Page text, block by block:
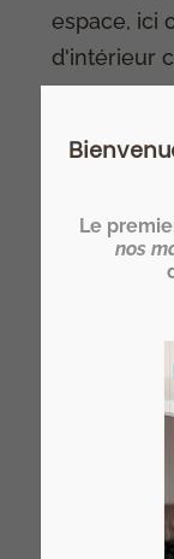
espace, ici
d'intérieur
Devenez
d’intérieur
de
Vous
architecte
>>
et
Le
nos